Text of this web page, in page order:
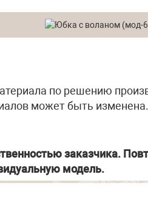
по решению
может быть изменена.
заказчика.
модель.